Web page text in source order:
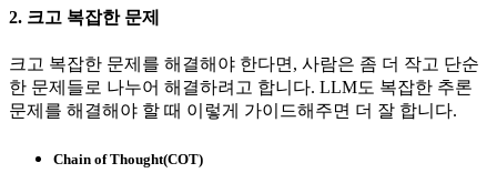
2. 크고 복잡한 문제
크고 복잡한 문제를 해결해야 한다면, 사람은 좀 더 작고 단순
한 문제들로 나누어 해결하려고 합니다. LLM도 복잡한 추론
문제를 해결해야 할 때 이렇게 가이드해주면 더 잘 합니다.
Chain of Thought(COT)